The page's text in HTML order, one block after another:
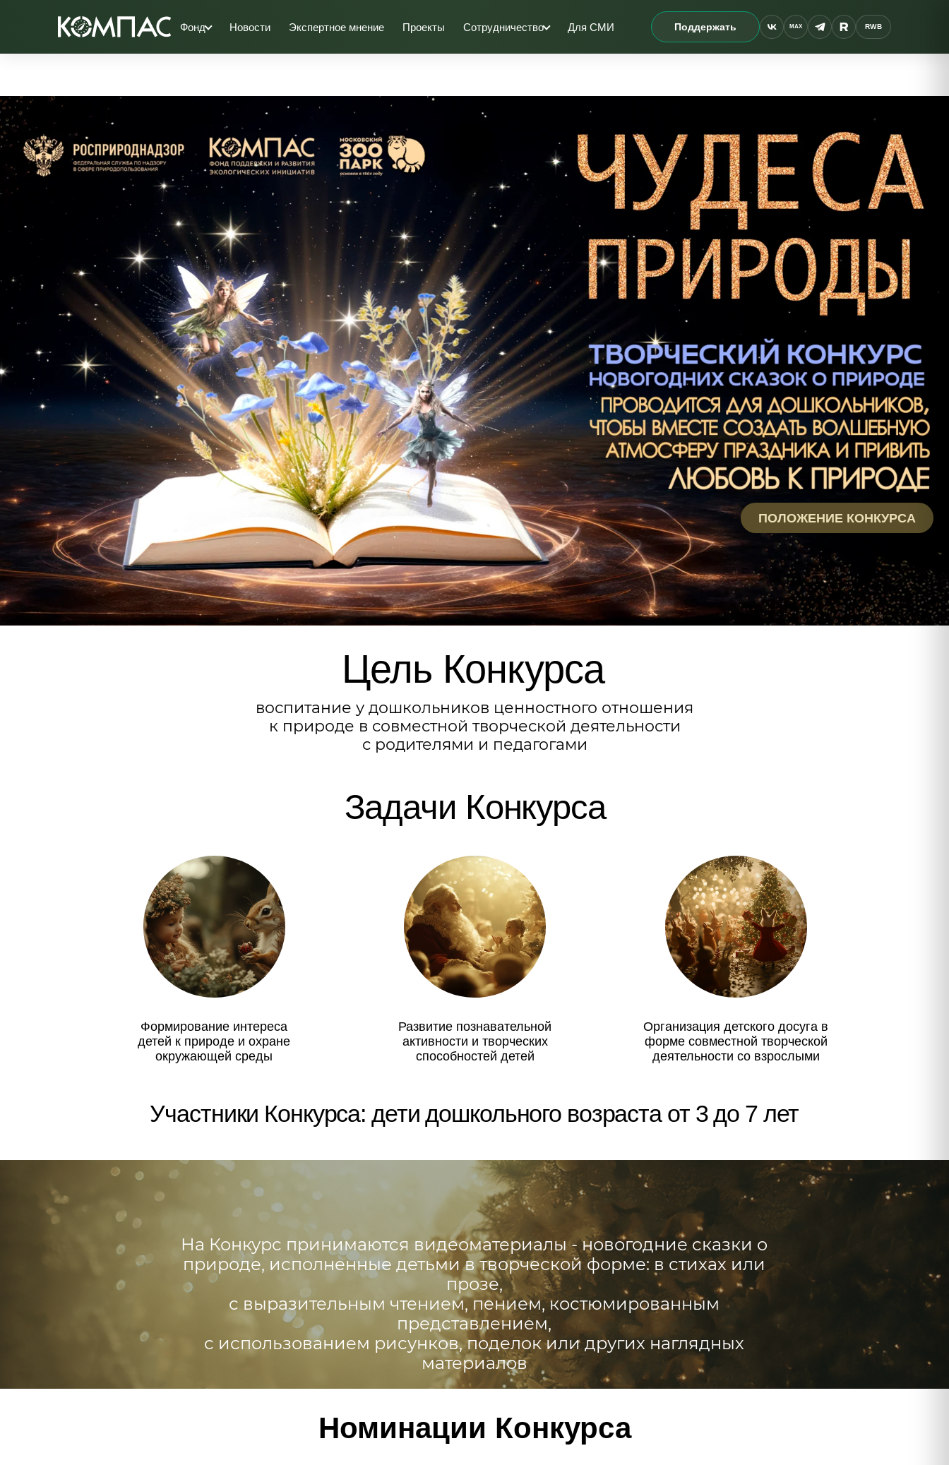
Фонд Новости Экспертное мнение Проекты Сотрудничество Для СМИ Поддержать MAX RWB
ПОЛОЖЕНИЕ КОНКУРСА
Цель Конкурса
воспитание у дошкольников ценностного отношения
с родителями и педагогами
Задачи Конкурса
Формирование интереса
детей к природе и охране
окружающей среды
Развитие познавательной
активности и творческих
способностей детей
Организация детского досуга в
форме совместной творческой
деятельности со взрослыми
Участники Конкурса: дети дошкольного возраста от 3 до 7 лет
На Конкурс принимаются видеоматериалы - новогодние сказки о
природе, исполненные детьми в творческой форме: в стихах или
с выразительным чтением, пением, костюмированным
представлением,
с использованием рисунков, поделок или других наглядных
Номинации Конкурса